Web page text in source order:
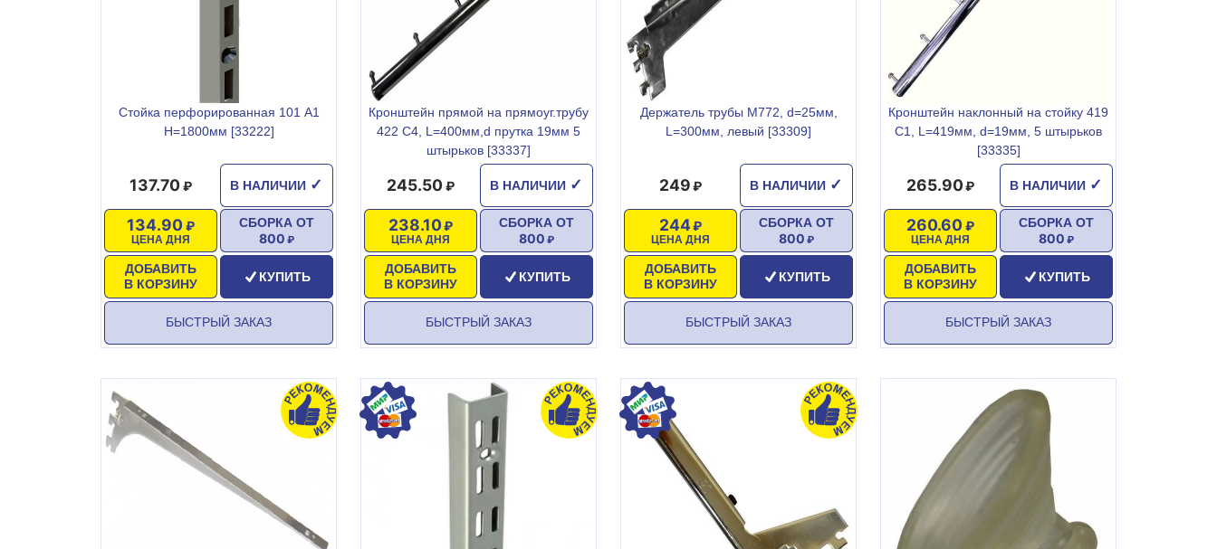
Стойка перфорированная 101 А1
H=1800мм [33222]
В НАЛИЧИИ ✓
137.70
ЦЕНА ДНЯ
134.90
ДОБАВИТЬ
В КОРЗИНУ
СБОРКА ОТ
800
КУПИТЬ
БЫСТРЫЙ ЗАКАЗ
Кронштейн прямой на прямоуг.трубу
422 С4, L=400мм,d прутка 19мм 5
штырьков [33337]
В НАЛИЧИИ ✓
245.50
ЦЕНА ДНЯ
238.10
ДОБАВИТЬ
В КОРЗИНУ
СБОРКА ОТ
800
КУПИТЬ
БЫСТРЫЙ ЗАКАЗ
Держатель трубы М772, d=25мм,
L=300мм, левый [33309]
В НАЛИЧИИ ✓
249
ЦЕНА ДНЯ
244
ДОБАВИТЬ
В КОРЗИНУ
СБОРКА ОТ
800
КУПИТЬ
БЫСТРЫЙ ЗАКАЗ
Кронштейн наклонный на стойку 419
С1, L=419мм, d=19мм, 5 штырьков
[33335]
В НАЛИЧИИ ✓
265.90
ЦЕНА ДНЯ
260.60
ДОБАВИТЬ
В КОРЗИНУ
СБОРКА ОТ
800
КУПИТЬ
БЫСТРЫЙ ЗАКАЗ